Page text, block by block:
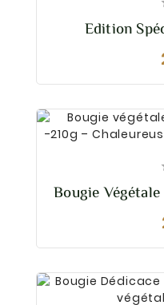
Edition
Bougie Végétale
-210g –